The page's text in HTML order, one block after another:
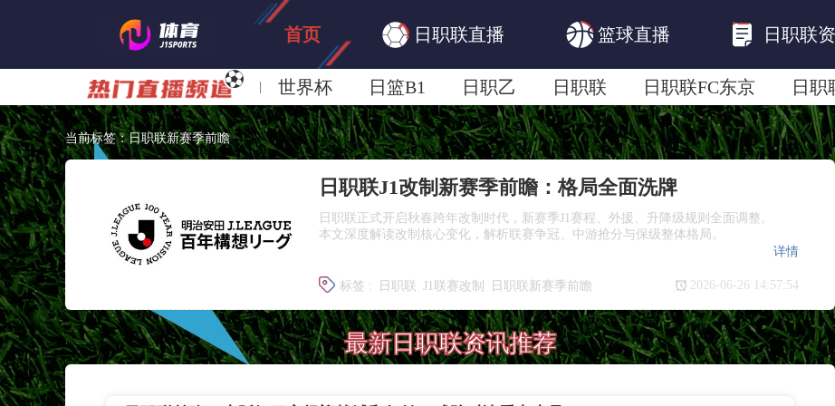
首页 日职联直播 篮球直播 日职联
世界杯 日篮B1 日职乙 日职联 日职联FC东京 日职
日职联大阪钢巴 日职联广岛三箭 日职联横滨水手 日职联
当前标签：日职联新赛季前瞻
日职联J1改制新赛季前瞻：格局全面洗牌
日职联正式开启秋春跨年改制时代，新赛季J1赛程、外援、升降级规则全面调整。
本文深度解读改制核心变化，解析联赛争冠、中游抢分与保级整体格局。
标签 : 日职联 J1联赛改制
日职联新赛季前瞻
日职联争冠保级格局
详情
2026-06-26 14:57:54
最新日职联资讯推荐